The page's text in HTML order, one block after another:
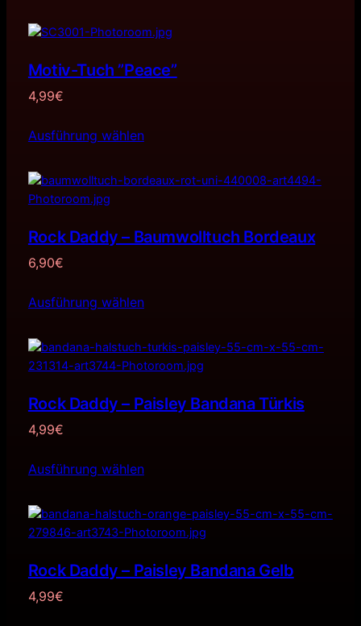
Motiv-Tuch ”Peace”
4,99€
Ausführung wählen
Rock Daddy – Baumwolltuch Bordeaux
6,90€
Ausführung wählen
Rock Daddy – Paisley Bandana Türkis
4,99€
Ausführung wählen
Rock Daddy – Paisley Bandana Gelb
4,99€